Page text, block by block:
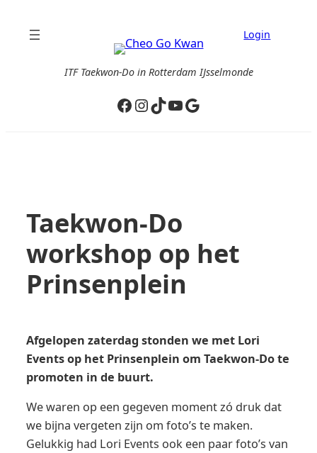
Login
ITF Taekwon-Do in Rotterdam IJsselmonde
Facebook
Instagram
TikTok
YouTube
Google
Taekwon-Do
workshop op het
Prinsenplein
Afgelopen zaterdag stonden we met Lori
Events op het Prinsenplein om Taekwon-Do te
promoten in de buurt.
We waren op een gegeven moment zó druk dat
we bijna vergeten zijn om foto’s te maken.
Gelukkig had Lori Events ook een paar foto’s van